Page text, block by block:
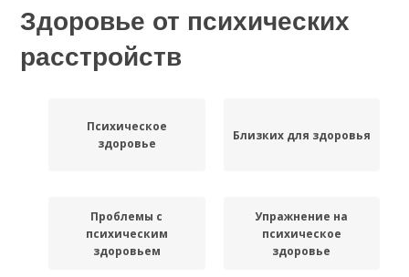
Здоровье от психических
расстройств
Психическое
здоровье
Близких для здоровья
Проблемы с
психическим
здоровьем
Упражнение на
психическое
здоровье